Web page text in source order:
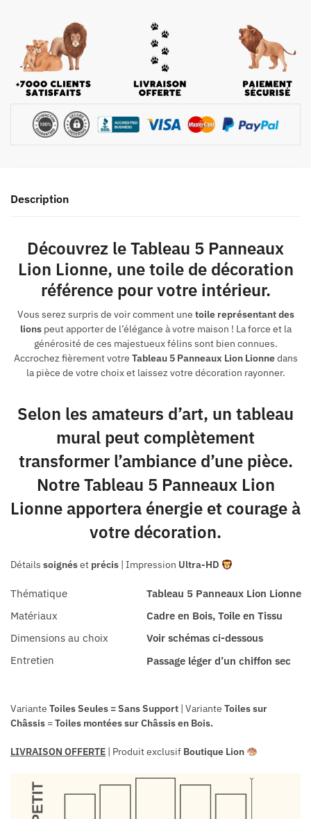
Description
Découvrez le Tableau 5 Panneaux
Lion Lionne, une toile de décoration
référence pour votre intérieur.
Vous serez surpris de voir comment une toile représentant des
lionspeut apporter de l’élégance à votre maison ! La force et la
générosité de ces majestueux félins sont bien connues.
Accrochez fièrement votre Tableau 5 Panneaux Lion Lionnedans
la pièce de votre choix et laissez votre décoration rayonner.
Selon les amateurs d’art, un tableau
mural peut complètement
transformer l’ambiance d’une pièce.
Notre Tableau 5 Panneaux Lion
Lionne apportera énergie et courage à
votre décoration.
Détails soignéset précis | Impression Ultra-HD
Thématique
Tableau 5 Panneaux Lion Lionne
Matériaux
Cadre en Bois, Toile en Tissu
Dimensions au choix
Voir schémas ci-dessous
Entretien
Passage léger d’un chiffon sec
Variante Toiles Seules = Sans Support | Variante Toiles sur
Châssis =Toiles montées surChâssis en Bois.
LIVRAISON OFFERTE | Produit exclusif Boutique Lion